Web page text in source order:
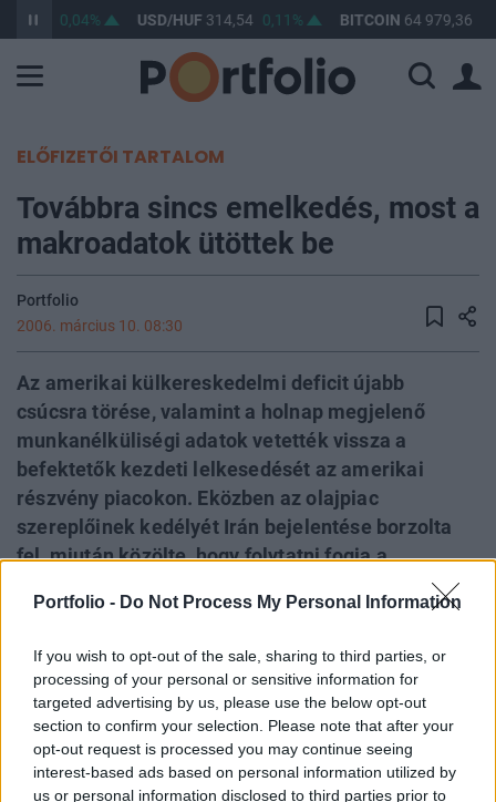
Portfolio - Do Not Process My Personal Information
If you wish to opt-out of the sale, sharing to third parties, or
processing of your personal or sensitive information for
targeted advertising by us, please use the below opt-out
section to confirm your selection. Please note that after your
opt-out request is processed you may continue seeing
interest-based ads based on personal information utilized by
us or personal information disclosed to third parties prior to
0,04% USD/HUF314,54 0,11% BITCOIN64 979,36
ELŐFIZETŐI TARTALOM
Továbbra sincs emelkedés, most a
makroadatok ütöttek be
Portfolio
2006. március 10. 08:30
Az amerikai külkereskedelmi deficit újabb
csúcsra törése, valamint a holnap megjelenő
munkanélküliségi adatok vetették vissza a
befektetők kezdeti lelkesedését az amerikai
részvény piacokon. Eközben az olajpiac
szereplőinek kedélyét Irán bejelentése borzolta
fel, miután közölte, hogy folytatni fogja a
tevékenységét, melynek hatására a nyersolaj
indexek közül a DOW 0.3%-os, a Nasdaq 0.78%-os,
míg az S&P 500 mutatója 0.49%-os gyengüléssel
fejezték be csütörtöki kereskedési napot.
A külkereskedelmi mérleg hiánya az októberi csúcsot